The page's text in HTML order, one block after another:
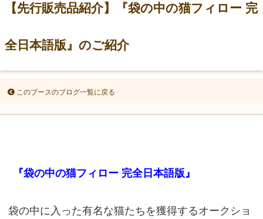
【先行販売品紹介】『袋の中の猫フィロー 完
全日本語版』のご紹介
このブースのブログ一覧に戻る
『袋の中の猫フィロー 完全日本語版』
袋の中に入った有名な猫たちを獲得するオークショ